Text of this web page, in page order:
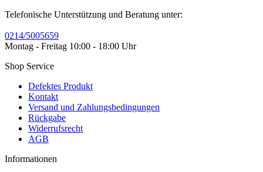
Telefonische Unterstützung und Beratung unter:
0214/5005659
Montag - Freitag 10:00 - 18:00 Uhr
Shop Service
Defektes Produkt
Kontakt
Versand und Zahlungsbedingungen
Rückgabe
Widerrufsrecht
AGB
Informationen